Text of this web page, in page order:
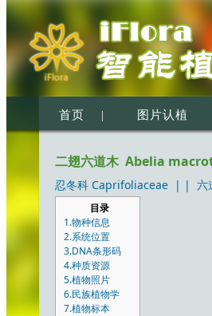
首页 | 图片认植
二翅六道木 Abelia
忍冬科 Caprifoliaceae | | 六
目录
1.物种信息
2.系统位置
3.DNA条形码
4.种质资源
5.植物照片
6.民族植物学
7.植物标本